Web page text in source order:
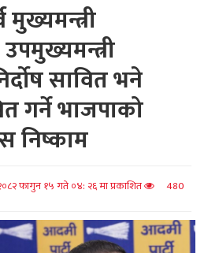
मुख्यमन्त्री
सावित भने
गर्ने भाजपाको
निष्काम
फागुन १५ गते ०४: २६ मा प्रकाशित
480